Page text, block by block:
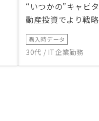
“いつかの”キャピ
動産投資でより戦
購入時データ
30代 / IT企業勤務